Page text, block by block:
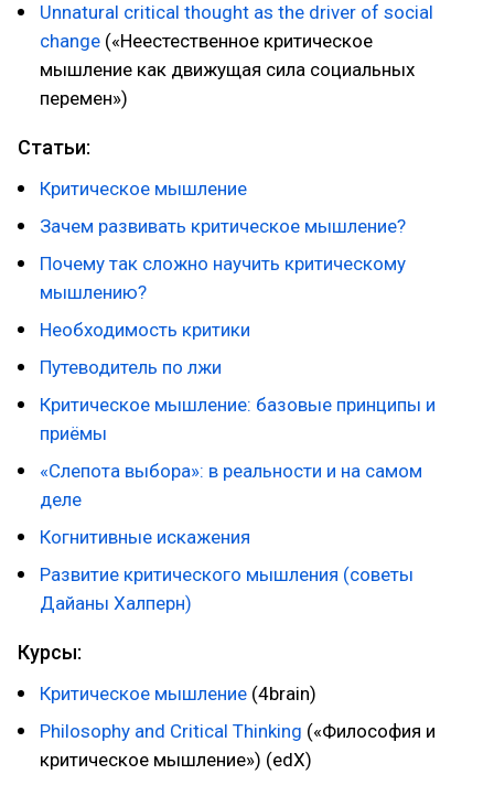
Unnatural critical thought as the driver of social
change («Неестественное критическое
мышление как движущая сила социальных
перемен»)
Статьи:
Критическое мышление
Зачем развивать критическое мышление?
Почему так сложно научить критическому
мышлению?
Необходимость критики
Путеводитель по лжи
Критическое мышление: базовые принципы и
приёмы
«Слепота выбора»: в реальности и на самом
деле
Когнитивные искажения
Развитие критического мышления (советы
Дайаны Халперн)
Курсы:
Критическое мышление (4brain)
Philosophy and Critical Thinking («Философия и
критическое мышление») (edX)